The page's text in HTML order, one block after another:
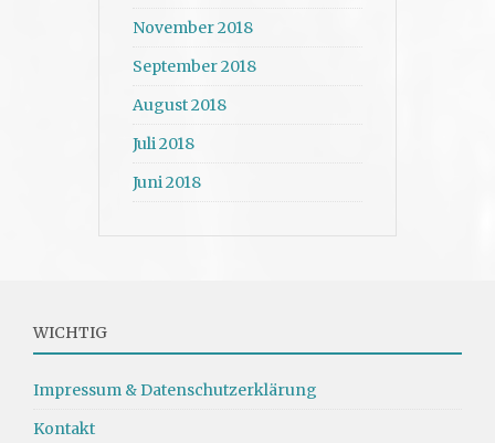
November 2018
September 2018
August 2018
Juli 2018
Juni 2018
WICHTIG
Impressum & Datenschutzerklärung
Kontakt